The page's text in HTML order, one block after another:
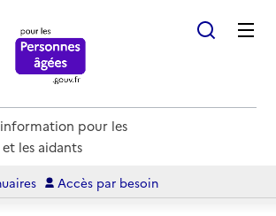
pour les
et les aidants
Accès par besoin